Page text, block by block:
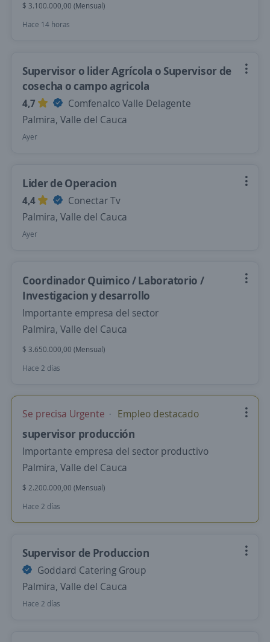
$ 3.100.000,00 (Mensual)
Hace 14 horas
Supervisor o lider Agrícola o Supervisor de
cosecha o campo agricola
4,7
Comfenalco Valle Delagente
Palmira, Valle del Cauca
Ayer
Lider de Operacion
4,4
Conectar Tv
Palmira, Valle del Cauca
Ayer
Coordinador Quimico / Laboratorio /
Investigacion y desarrollo
Importante empresa del sector
Palmira, Valle del Cauca
$ 3.650.000,00 (Mensual)
Hace 2 días
Se precisa Urgente Empleo destacado
supervisor producción
Importante empresa del sector productivo
Palmira, Valle del Cauca
$ 2.200.000,00 (Mensual)
Hace 2 días
Supervisor de Produccion
Goddard Catering Group
Palmira, Valle del Cauca
Hace 2 días